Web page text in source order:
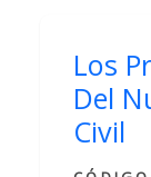
Los
Del
Civil